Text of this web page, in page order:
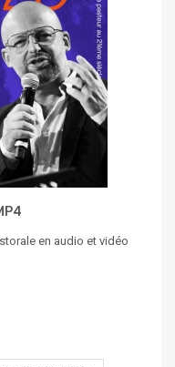
en audio et vidéo